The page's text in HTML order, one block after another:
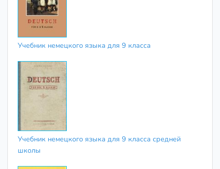
Учебник немецкого языка для 9 класса
Учебник немецкого языка для 9 класса средней
школы